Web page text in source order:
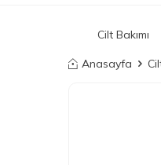
Cilt Bakımı
Anasayfa